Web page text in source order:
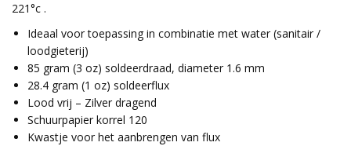
221°c .
Ideaal voor toepassing in combinatie met water (sanitair /
loodgieterij)
85 gram (3 oz) soldeerdraad, diameter 1.6 mm
28.4 gram (1 oz) soldeerflux
Lood vrij – Zilver dragend
Schuurpapier korrel 120
Kwastje voor het aanbrengen van flux